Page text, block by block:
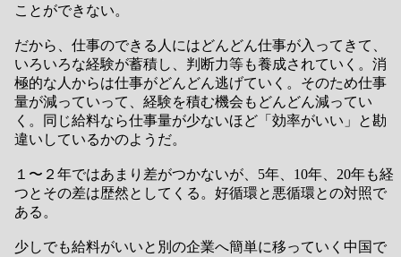
ことができない。
だから、仕事のできる人にはどんどん仕事が入ってきて、
いろいろな経験が蓄積し、判断力等も養成されていく。消
極的な人からは仕事がどんどん逃げていく。そのため仕事
量が減っていって、経験を積む機会もどんどん減ってい
く。同じ給料なら仕事量が少ないほど「効率がいい」と勘
違いしているかのようだ。
１〜２年ではあまり差がつかないが、5年、10年、20年も経
つとその差は歴然としてくる。好循環と悪循環との対照で
ある。
少しでも給料がいいと別の企業へ簡単に移っていく中国で